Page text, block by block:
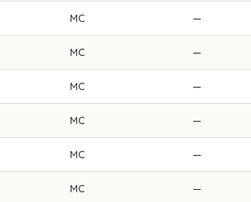
MC —
MC —
MC —
MC —
MC —
MC —